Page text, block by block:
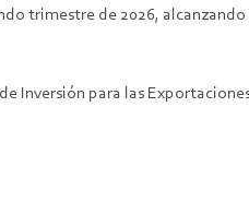
trimestre de 2026, alcanzando
Inversión para las